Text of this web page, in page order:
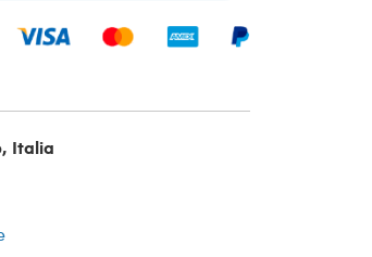
Italia